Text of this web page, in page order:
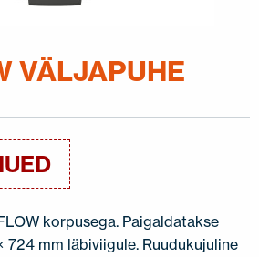
VÄLJAPUHE
korpusega. Paigaldatakse
724 mm läbiviigule. Ruudukujuline